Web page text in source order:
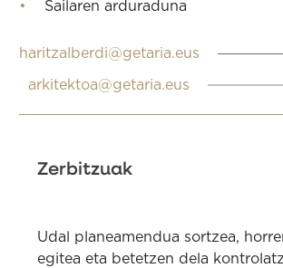
Sailaren arduraduna
haritzalberdi@getaria.eus
arkitektoa@getaria.eus
Zerbitzuak
Udal planeamendua sortzea,
egitea eta betetzen dela